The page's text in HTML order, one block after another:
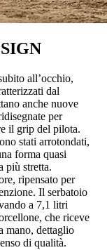
all’occhio,
dal
anche nuove
per
il grip del pilota.
stati arrotondati,
forma quasi
più stretta.
ripensato per
Il serbatoio
a 7,1 litri
che riceve
mano, dettaglio
di qualità.